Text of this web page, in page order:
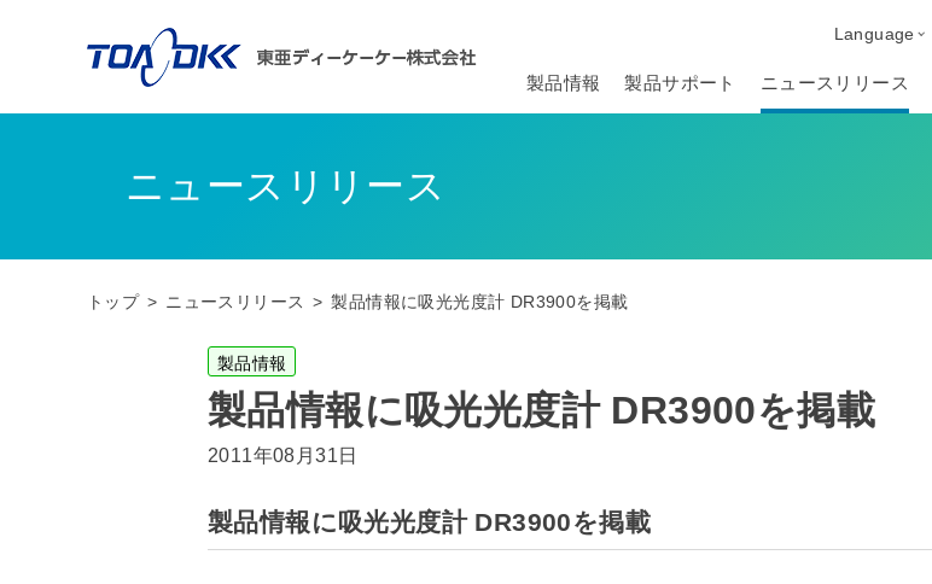
Language
製品情報 製品サポート ニュースリリース
ニュースリリース
トップ ニュースリリース 製品情報に吸光光度計 DR3900を掲載
製品情報
製品情報に吸光光度計 DR3900を掲載
2011年08月31日
製品情報に吸光光度計 DR3900を掲載